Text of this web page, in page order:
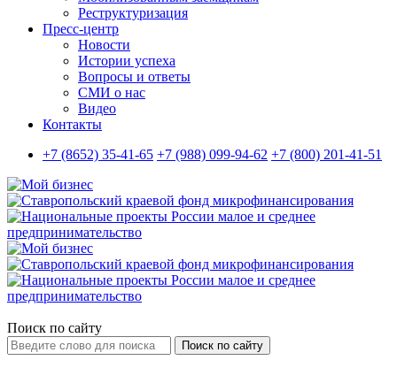
Реструктуризация
Пресс-центр
Новости
Истории успеха
Вопросы и ответы
СМИ о нас
Видео
Контакты
+7 (8652) 35-41-65 +7 (988) 099-94-62 +7 (800) 201-41-51
Поиск по сайту
Поиск по сайту